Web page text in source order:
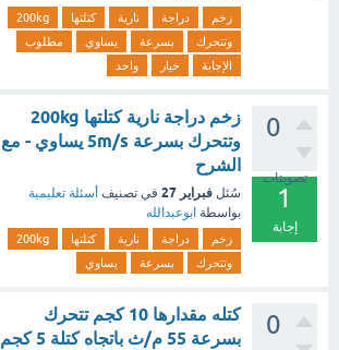
زخم دراجة نارية كتلتها
200kg
وتتحرك
بسرعة يساوي
مطلوب
الإجابة
خيار واحد
0
تصويتات
1
إجابة
زخم دراجة نارية كتلتها 200kg
وتتحرك بسرعة 5m/s يساوي - مع
الشرح
سُئل فبراير 27 في تصنيف أسئلة تعليمية
بواسطة ابوعبدالله
زخم دراجة نارية كتلتها
200kg
وتتحرك
بسرعة يساوي
0
كتله مقدارها 10 كجم تتحرك
بسرعة 55 م/ث باتجاه كتلة 5 كجم